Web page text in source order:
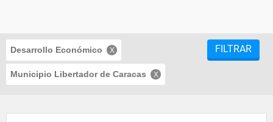
Desarrollo Económico
Municipio Libertador de Caracas
FILTRAR